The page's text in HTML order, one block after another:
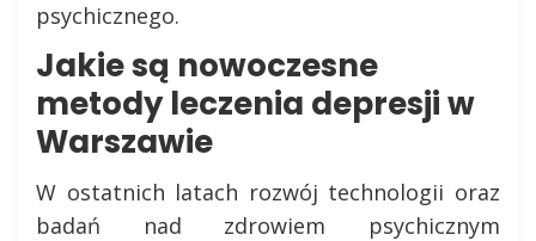
psychicznego.
Jakie są nowoczesne
metody leczenia depresji w
Warszawie
W ostatnich latach rozwój technologii oraz
badań nad zdrowiem psychicznym